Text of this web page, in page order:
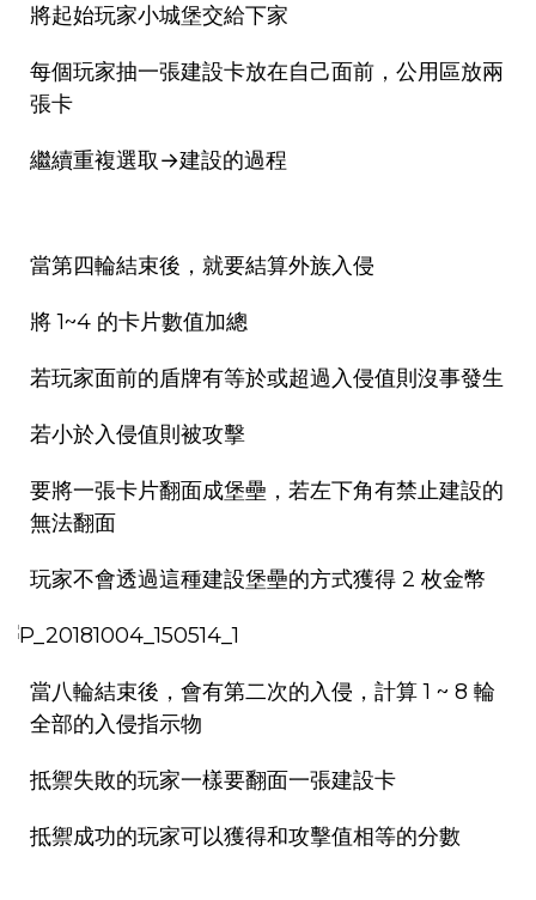
將起始玩家小城堡交給下家
每個玩家抽一張建設卡放在自己面前，公用區放兩
張卡
繼續重複選取→建設的過程
當第四輪結束後，就要結算外族入侵
將 1~4 的卡片數值加總
若玩家面前的盾牌有等於或超過入侵值則沒事發生
若小於入侵值則被攻擊
要將一張卡片翻面成堡壘，若左下角有禁止建設的
無法翻面
玩家不會透過這種建設堡壘的方式獲得 2 枚金幣
當八輪結束後，會有第二次的入侵，計算 1 ~ 8 輪
全部的入侵指示物
抵禦失敗的玩家一樣要翻面一張建設卡
抵禦成功的玩家可以獲得和攻擊值相等的分數